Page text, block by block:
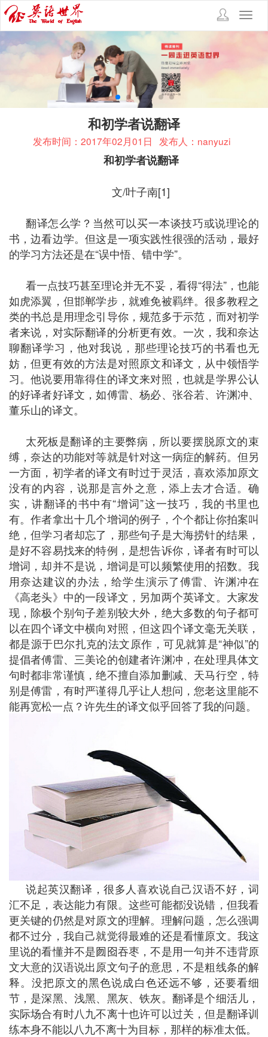
和初学者说翻译
发布时间：2017年02月01日 发布人：nanyuzi
和初学者说翻译
文/叶子南[1]
翻译怎么学？当然可以买一本谈技巧或说理论的
书，边看边学。但这是一项实践性很强的活动，最好
的学习方法还是在“误中悟、错中学”。
看一点技巧甚至理论并无不妥，看得“得法”，也能
如虎添翼，但邯郸学步，就难免被羁绊。很多教程之
类的书总是用理念引导你，规范多于示范，而对初学
者来说，对实际翻译的分析更有效。一次，我和奈达
聊翻译学习，他对我说，那些理论技巧的书看也无
妨，但更有效的方法是对照原文和译文，从中领悟学
习。他说要用靠得住的译文来对照，也就是学界公认
的好译者好译文，如傅雷、杨必、张谷若、许渊冲、
董乐山的译文。
太死板是翻译的主要弊病，所以要摆脱原文的束
缚，奈达的功能对等就是针对这一病症的解药。但另
一方面，初学者的译文有时过于灵活，喜欢添加原文
没有的内容，说那是言外之意，添上去才合适。确
实，讲翻译的书中有“增词”这一技巧，我的书里也
有。作者拿出十几个增词的例子，个个都让你拍案叫
绝，但学习者却忘了，那些句子是大海捞针的结果，
是好不容易找来的特例，是想告诉你，译者有时可以
增词，却并不是说，增词是可以频繁使用的招数。我
用奈达建议的办法，给学生演示了傅雷、许渊冲在
《高老头》中的一段译文，另加两个英译文。大家发
现，除极个别句子差别较大外，绝大多数的句子都可
以在四个译文中横向对照，但这四个译文毫无关联，
都是源于巴尔扎克的法文原作，可见就算是“神似”的
提倡者傅雷、三美论的创建者许渊冲，在处理具体文
句时都非常谨慎，绝不擅自添加删减、天马行空，特
别是傅雷，有时严谨得几乎让人想问，您老这里能不
能再宽松一点？许先生的译文似乎回答了我的问题。
说起英汉翻译，很多人喜欢说自己汉语不好，词
汇不足，表达能力有限。这些可能都没说错，但我看
更关键的仍然是对原文的理解。理解问题，怎么强调
都不过分，我自己就觉得最难的还是看懂原文。我这
里说的看懂并不是囫囵吞枣，不是用一句并不违背原
文大意的汉语说出原文句子的意思，不是粗线条的解
释。没把原文的黑色说成白色还远不够，还要看细
节，是深黑、浅黑、黑灰、铁灰。翻译是个细活儿，
实际场合有时八九不离十也许可以过关，但是翻译训
练本身不能以八九不离十为目标，那样的标准太低。